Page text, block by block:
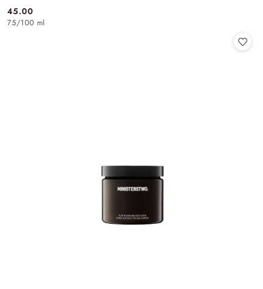
Cena:
45.00
75/100 ml